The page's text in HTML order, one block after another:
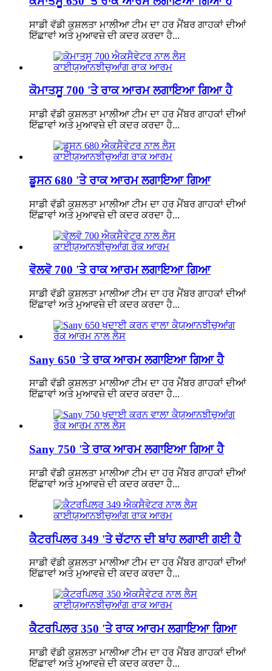
ਸਾਡੀ ਵੱਡੀ ਕੁਸ਼ਲਤਾ ਮਾਲੀਆ ਟੀਮ ਦਾ ਹਰ ਮੈਂਬਰ ਗਾਹਕਾਂ ਦੀਆਂ
ਇੱਛਾਵਾਂ ਅਤੇ ਮੁਆਵਜ਼ੇ ਦੀ ਕਦਰ ਕਰਦਾ ਹੈ...
ਕੋਮਾਤਸੂ 700 'ਤੇ ਰਾਕ ਆਰਮ ਲਗਾਇਆ ਗਿਆ ਹੈ
ਸਾਡੀ ਵੱਡੀ ਕੁਸ਼ਲਤਾ ਮਾਲੀਆ ਟੀਮ ਦਾ ਹਰ ਮੈਂਬਰ ਗਾਹਕਾਂ ਦੀਆਂ
ਇੱਛਾਵਾਂ ਅਤੇ ਮੁਆਵਜ਼ੇ ਦੀ ਕਦਰ ਕਰਦਾ ਹੈ...
ਡੂਸਨ 680 'ਤੇ ਰਾਕ ਆਰਮ ਲਗਾਇਆ ਗਿਆ
ਸਾਡੀ ਵੱਡੀ ਕੁਸ਼ਲਤਾ ਮਾਲੀਆ ਟੀਮ ਦਾ ਹਰ ਮੈਂਬਰ ਗਾਹਕਾਂ ਦੀਆਂ
ਇੱਛਾਵਾਂ ਅਤੇ ਮੁਆਵਜ਼ੇ ਦੀ ਕਦਰ ਕਰਦਾ ਹੈ...
ਵੋਲਵੋ 700 'ਤੇ ਰਾਕ ਆਰਮ ਲਗਾਇਆ ਗਿਆ
ਸਾਡੀ ਵੱਡੀ ਕੁਸ਼ਲਤਾ ਮਾਲੀਆ ਟੀਮ ਦਾ ਹਰ ਮੈਂਬਰ ਗਾਹਕਾਂ ਦੀਆਂ
ਇੱਛਾਵਾਂ ਅਤੇ ਮੁਆਵਜ਼ੇ ਦੀ ਕਦਰ ਕਰਦਾ ਹੈ...
Sany 650 'ਤੇ ਰਾਕ ਆਰਮ ਲਗਾਇਆ ਗਿਆ ਹੈ
ਸਾਡੀ ਵੱਡੀ ਕੁਸ਼ਲਤਾ ਮਾਲੀਆ ਟੀਮ ਦਾ ਹਰ ਮੈਂਬਰ ਗਾਹਕਾਂ ਦੀਆਂ
ਇੱਛਾਵਾਂ ਅਤੇ ਮੁਆਵਜ਼ੇ ਦੀ ਕਦਰ ਕਰਦਾ ਹੈ...
Sany 750 'ਤੇ ਰਾਕ ਆਰਮ ਲਗਾਇਆ ਗਿਆ ਹੈ
ਸਾਡੀ ਵੱਡੀ ਕੁਸ਼ਲਤਾ ਮਾਲੀਆ ਟੀਮ ਦਾ ਹਰ ਮੈਂਬਰ ਗਾਹਕਾਂ ਦੀਆਂ
ਇੱਛਾਵਾਂ ਅਤੇ ਮੁਆਵਜ਼ੇ ਦੀ ਕਦਰ ਕਰਦਾ ਹੈ...
ਕੈਟਰਪਿਲਰ 349 'ਤੇ ਚੱਟਾਨ ਦੀ ਬਾਂਹ ਲਗਾਈ ਗਈ ਹੈ
ਸਾਡੀ ਵੱਡੀ ਕੁਸ਼ਲਤਾ ਮਾਲੀਆ ਟੀਮ ਦਾ ਹਰ ਮੈਂਬਰ ਗਾਹਕਾਂ ਦੀਆਂ
ਇੱਛਾਵਾਂ ਅਤੇ ਮੁਆਵਜ਼ੇ ਦੀ ਕਦਰ ਕਰਦਾ ਹੈ...
ਕੈਟਰਪਿਲਰ 350 'ਤੇ ਰਾਕ ਆਰਮ ਲਗਾਇਆ ਗਿਆ
ਸਾਡੀ ਵੱਡੀ ਕੁਸ਼ਲਤਾ ਮਾਲੀਆ ਟੀਮ ਦਾ ਹਰ ਮੈਂਬਰ ਗਾਹਕਾਂ ਦੀਆਂ
ਇੱਛਾਵਾਂ ਅਤੇ ਮੁਆਵਜ਼ੇ ਦੀ ਕਦਰ ਕਰਦਾ ਹੈ...